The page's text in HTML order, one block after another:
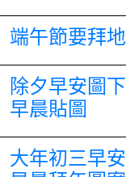
端午節要拜
除夕早安圖
早晨貼圖
大年初三早